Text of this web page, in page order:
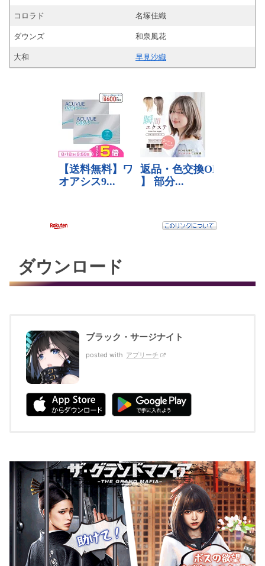
コロラド 名塚佳織
ダウンズ 和泉風花
大和 早見沙織
ダウンロード
ブラック・サージナイト
posted with アプリーチ